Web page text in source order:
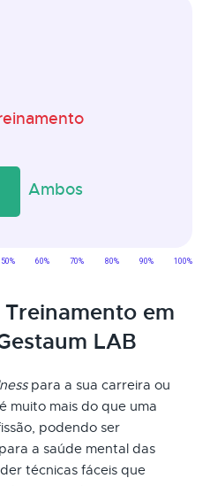
em
LAB
para a sua carreira ou
muito mais do que uma
podendo ser
a saúde mental das
técnicas fáceis que